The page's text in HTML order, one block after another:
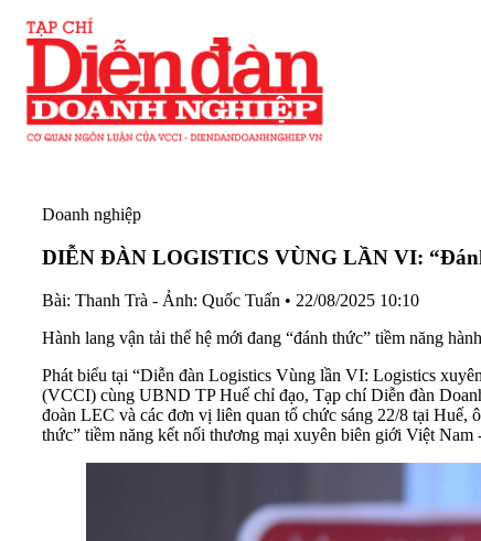
Doanh nghiệp
DIỄN ĐÀN LOGISTICS VÙNG LẦN VI:
Bài: Thanh Trà - Ảnh: Quốc Tuấn • 22/08/2025 10:10
Hành lang vận tải thế hệ mới đang “đánh thức” tiềm năng
Phát biểu tại “Diễn đàn Logistics Vùng lần VI: Logistics
(VCCI) cùng UBND TP Huế chỉ đạo, Tạp chí Diễn đàn
đoàn LEC và các đơn vị liên quan tổ chức sáng 22/8 tại
thức” tiềm năng kết nối thương mại xuyên biên giới Việt Nam